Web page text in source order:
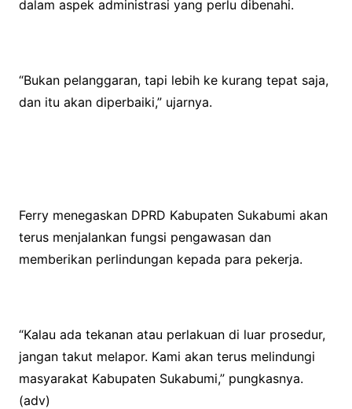
dalam aspek administrasi yang perlu dibenahi.
“Bukan pelanggaran, tapi lebih ke kurang tepat saja,
dan itu akan diperbaiki,” ujarnya.
Ferry menegaskan DPRD Kabupaten Sukabumi akan
terus menjalankan fungsi pengawasan dan
memberikan perlindungan kepada para pekerja.
“Kalau ada tekanan atau perlakuan di luar prosedur,
jangan takut melapor. Kami akan terus melindungi
masyarakat Kabupaten Sukabumi,” pungkasnya.
(adv)